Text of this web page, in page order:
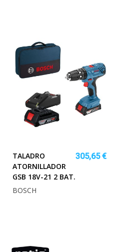
TALADRO
ATORNILLADOR
GSB 18V-21 2 BAT.
305,65 €
BOSCH